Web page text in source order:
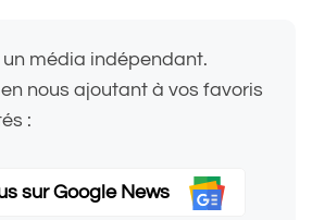
média indépendant.
nous ajoutant à vos favoris
:
sur Google News